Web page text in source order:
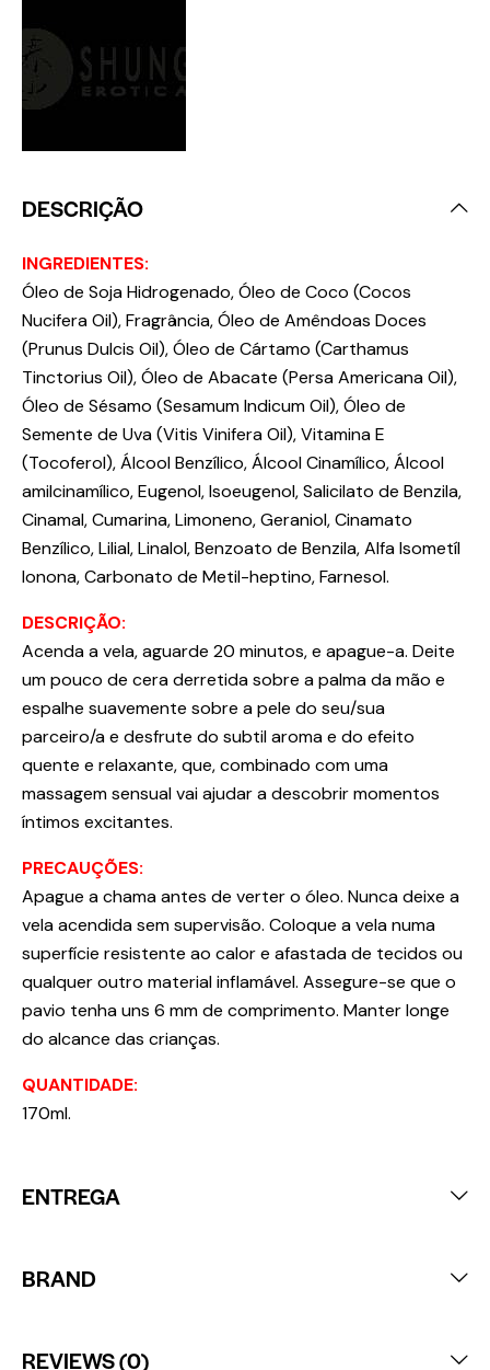
DESCRIÇÃO
INGREDIENTES:
Óleo de Soja Hidrogenado, Óleo de Coco (Cocos
Nucifera Oil), Fragrância, Óleo de Amêndoas Doces
(Prunus Dulcis Oil), Óleo de Cártamo (Carthamus
Tinctorius Oil), Óleo de Abacate (Persa Americana Oil),
Óleo de Sésamo (Sesamum Indicum Oil), Óleo de
Semente de Uva (Vitis Vinifera Oil), Vitamina E
(Tocoferol), Álcool Benzílico, Álcool Cinamílico, Álcool
amilcinamílico, Eugenol, Isoeugenol, Salicilato de Benzila,
Cinamal, Cumarina, Limoneno, Geraniol, Cinamato
Benzílico, Lilial, Linalol, Benzoato de Benzila, Alfa Isometíl
Ionona, Carbonato de Metil-heptino, Farnesol.
DESCRIÇÃO:
Acenda a vela, aguarde 20 minutos, e apague-a. Deite
um pouco de cera derretida sobre a palma da mão e
espalhe suavemente sobre a pele do seu/sua
parceiro/a e desfrute do subtil aroma e do efeito
quente e relaxante, que, combinado com uma
massagem sensual vai ajudar a descobrir momentos
íntimos excitantes.
PRECAUÇÕES:
Apague a chama antes de verter o óleo. Nunca deixe a
vela acendida sem supervisão. Coloque a vela numa
superfície resistente ao calor e afastada de tecidos ou
qualquer outro material inflamável. Assegure-se que o
pavio tenha uns 6 mm de comprimento. Manter longe
do alcance das crianças.
QUANTIDADE:
170ml.
ENTREGA
BRAND
REVIEWS (0)